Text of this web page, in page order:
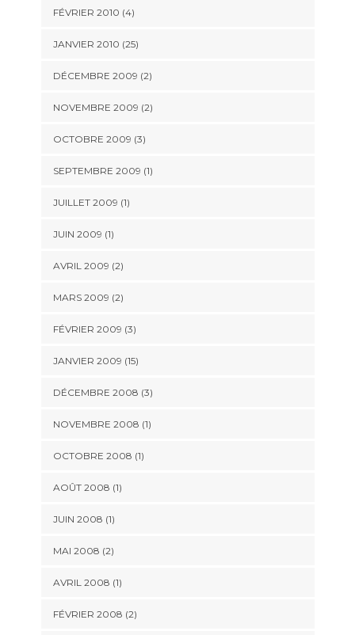
FÉVRIER 2010 (4)
JANVIER 2010 (25)
DÉCEMBRE 2009 (2)
NOVEMBRE 2009 (2)
OCTOBRE 2009 (3)
SEPTEMBRE 2009 (1)
JUILLET 2009 (1)
JUIN 2009 (1)
AVRIL 2009 (2)
MARS 2009 (2)
FÉVRIER 2009 (3)
JANVIER 2009 (15)
DÉCEMBRE 2008 (3)
NOVEMBRE 2008 (1)
OCTOBRE 2008 (1)
AOÛT 2008 (1)
JUIN 2008 (1)
MAI 2008 (2)
AVRIL 2008 (1)
FÉVRIER 2008 (2)